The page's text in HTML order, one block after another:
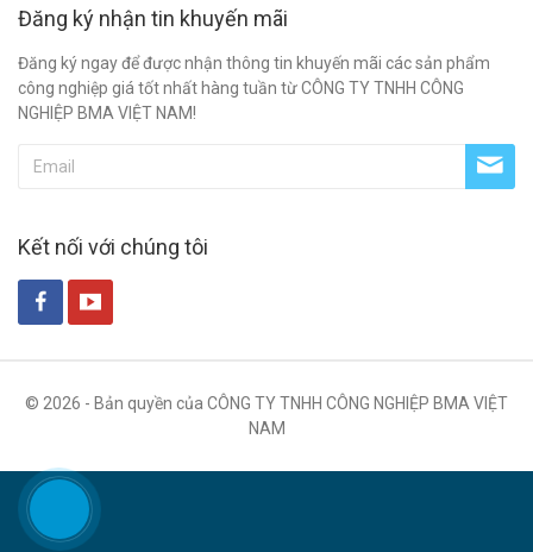
Đăng ký nhận tin khuyến mãi
Đăng ký ngay để được nhận thông tin khuyến mãi các sản phẩm
công nghiệp giá tốt nhất hàng tuần từ CÔNG TY TNHH CÔNG
NGHIỆP BMA VIỆT NAM!
Kết nối với chúng tôi
© 2026 - Bản quyền của CÔNG TY TNHH CÔNG NGHIỆP BMA VIỆT
NAM